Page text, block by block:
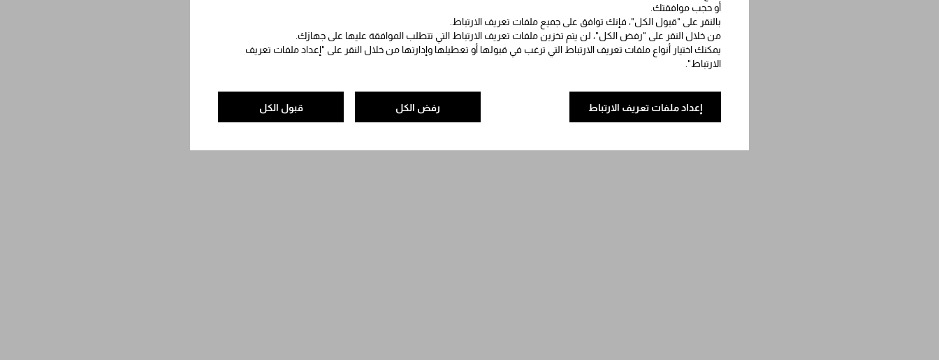
أو حجب موافقتك.
بالنقر على "قبول الكل"، فإنك توافق على جميع ملفات تعريف الارتباط.
من خلال النقر على "رفض الكل"، لن يتم تخزين ملفات تعريف الارتباط التي تتطلب الموافقة عليها على جهازك.
يمكنك اختيار أنواع ملفات تعريف الارتباط التي ترغب في قبولها أو تعطيلها وإدارتها من خلال النقر على "إعداد ملفات تعريف
الارتباط".
قبول الكل رفض الكل إعداد ملفات تعريف الارتباط